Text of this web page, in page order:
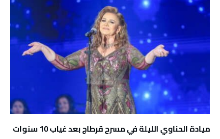
ميادة الحناوي الليلة في مسرح قرطاج بعد غياب 10 سنوات